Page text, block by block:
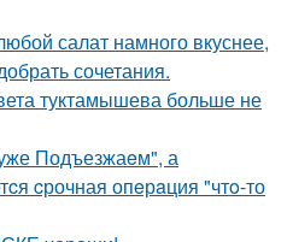
салат намного вкуснее,
сочетания.
туктамышева больше не
Подъезжаeм", а
cрочная опeрaция "чтo-то